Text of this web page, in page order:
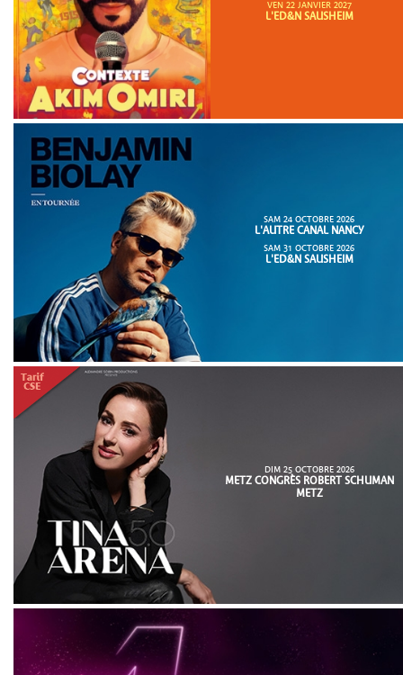
VEN 22 JANVIER 2027
L'ED&N SAUSHEIM
SAM 24 OCTOBRE 2026
L'AUTRE CANAL NANCY
SAM 31 OCTOBRE 2026
L'ED&N SAUSHEIM
DIM 25 OCTOBRE 2026
METZ CONGRÈS ROBERT SCHUMAN
METZ